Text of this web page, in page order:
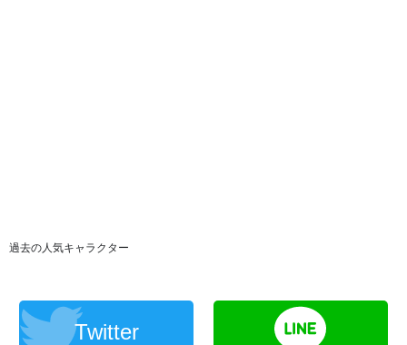
過去の人気キャラクター
Twitter